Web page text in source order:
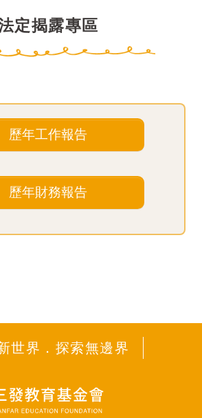
定揭露專區
歷年工作報告
歷年財務報告
世界．探索無邊界